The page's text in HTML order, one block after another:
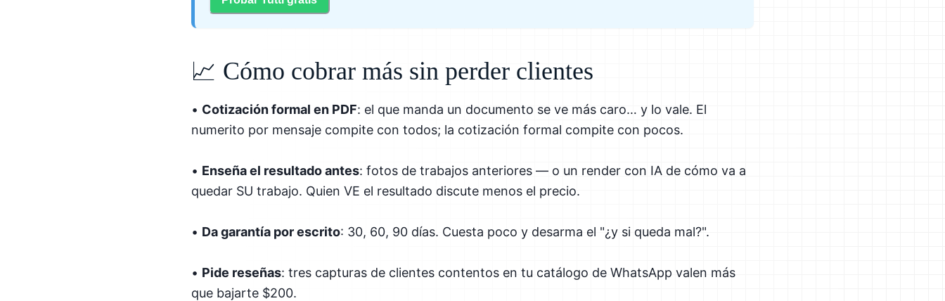
📈 Cómo cobrar más sin perder clientes
• Cotización formal en PDF: el que manda un documento se ve más caro… y lo vale. El
numerito por mensaje compite con todos; la cotización formal compite con pocos.
• Enseña el resultado antes: fotos de trabajos anteriores — o un render con IA de cómo va a
quedar SU trabajo. Quien VE el resultado discute menos el precio.
• Da garantía por escrito: 30, 60, 90 días. Cuesta poco y desarma el "¿y si queda mal?".
• Pide reseñas: tres capturas de clientes contentos en tu catálogo de WhatsApp valen más
que bajarte $200.